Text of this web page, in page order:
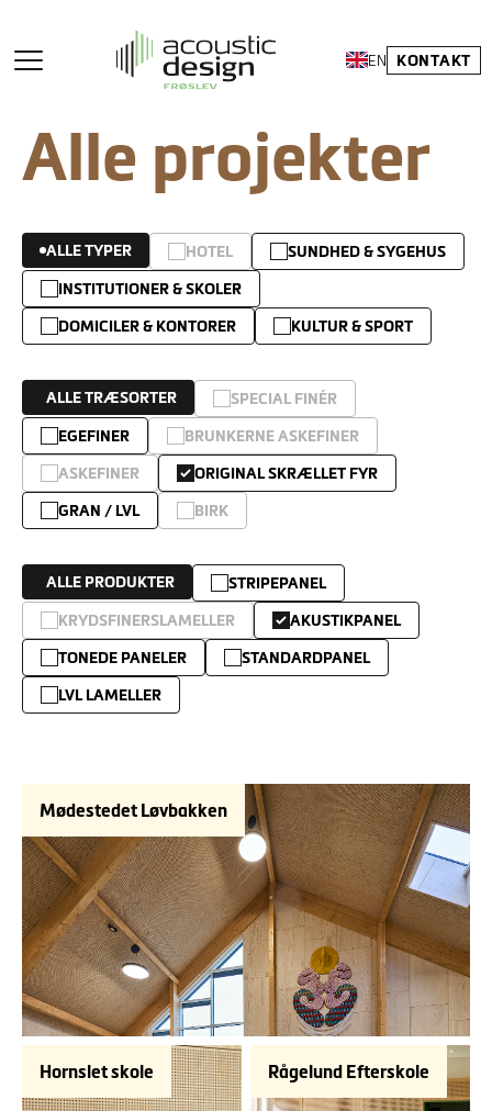
EN KONTAKT
Alle projekter
ALLE TYPER HOTEL
SUNDHED & SYGEHUS
INSTITUTIONER & SKOLER
DOMICILER & KONTORER
KULTUR & SPORT
ALLE TRÆSORTER
SPECIAL FINÉR
EGEFINER
BRUNKERNE ASKEFINER
ASKEFINER
ORIGINAL SKRÆLLET FYR
GRAN / LVL
BIRK
ALLE PRODUKTER
STRIPEPANEL
KRYDSFINERSLAMELLER
AKUSTIKPANEL
TONEDE PANELER
STANDARDPANEL
LVL LAMELLER
Mødestedet Løvbakken
Hornslet skole Rågelund Efterskole